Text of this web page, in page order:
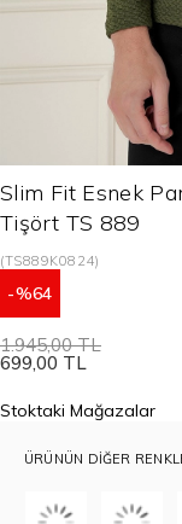
Slim Fit Esnek
Tişört TS 889
(TS889K0824)
64
1.945,00 TL
699,00 TL
Stoktaki Mağazalar
ÜRÜNÜN DIĞER